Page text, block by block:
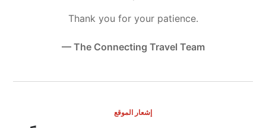
Thank you for your patience.
— The Connecting Travel Team
إشعار الموقع